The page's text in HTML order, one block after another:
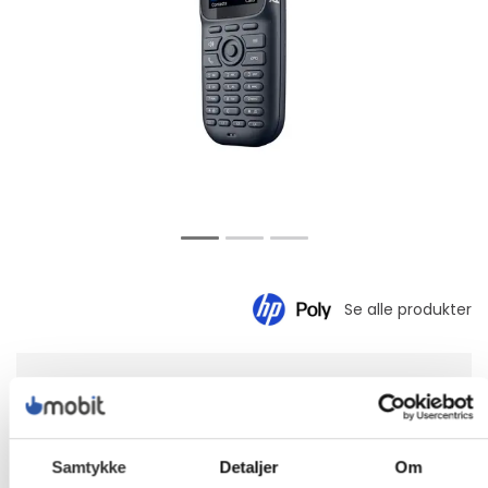
Samtykke Detaljer Om
1 959,-
Eks mva
- +